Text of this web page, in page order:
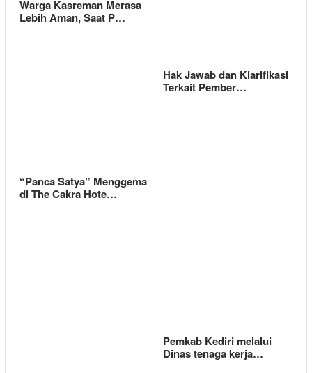
Warga Kasreman Merasa
Lebih Aman, Saat P…
Hak Jawab dan Klarifikasi
Terkait Pember…
“Panca Satya” Menggema
di The Cakra Hote…
Pemkab Kediri melalui
Dinas tenaga kerja…